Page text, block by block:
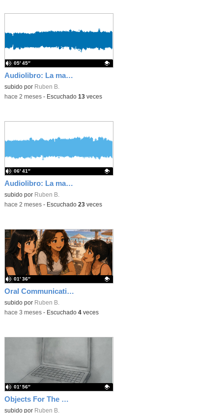
Audiolibro: La marca, capítulo 2
Contenido educativo.
subido por Ruben B.
05′ 45″
-hace 2 meses- Escuchado 13veces
Audiolibro: La marca, capítulo 1
Contenido educativo.
subido por Ruben B.
06′ 41″
-hace 2 meses- Escuchado 23veces
Oral Communication in English: Dialogue Strategies - Beachtime
Contenido educativo.
subido por Ruben B.
01′ 36″
-hace 3 meses- Escuchado 4veces
Objects For The Museum: The Laptop
Contenido educativo.
subido por Ruben B.
01′ 56″